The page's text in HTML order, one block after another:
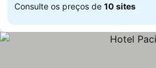
Consulte os preços de 10 sites